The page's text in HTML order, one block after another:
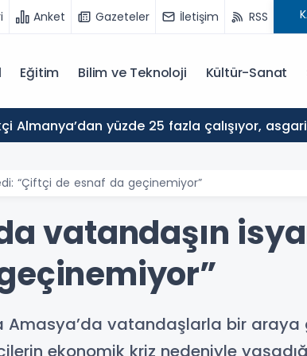
Anket Gazeteler İletişim RSS
Eğitim Bilim ve Teknoloji Kültür-Sanat
“Çiftçi de esnaf da geçinemiyor”
vatandaşın
Amasya’da vatandaşlarla bir araya
ekonomik kriz nedeniyle yaşadığı